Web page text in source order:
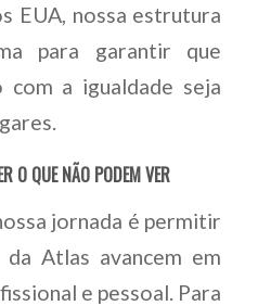
EUA, nossa estrutura
para garantir que
com a igualdade seja
O QUE NÃO PODEM VER
jornada é permitir
Atlas avancem em
e pessoal. Para